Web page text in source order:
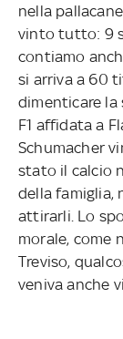
nella
vinto tutto: 9
contiamo
si arriva a 60
dimenticare la
F1 affidata a
Schumacher
stato il calcio
della famiglia,
attirarli. Lo
morale, come
Treviso,
veniva anche